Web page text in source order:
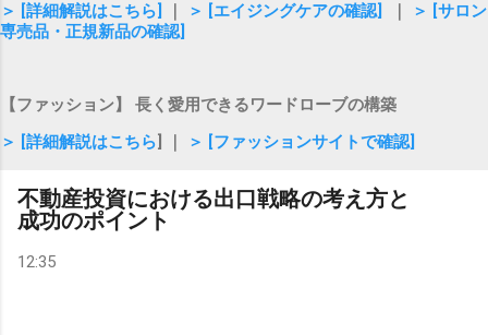
＞ [詳細解説はこちら]
＞ [エイジングケアの確認]
＞ [サロン
専売品・正規新品の確認]
【ファッション】 長く愛用できるワードローブの構築
＞ [詳細解説はこちら] ｜ ＞ [ファッションサイトで確認]
不動産投資における出口戦略の考え方と
成功のポイント
12:35